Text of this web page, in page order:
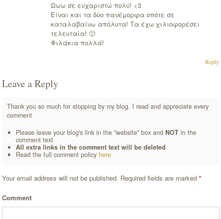
Ωωω σε ευχαριστώ πολύ! <3
Είναι και τα δύο πανέμορφα οπότε σε
καταλαβαίνω απόλυτα! Τα έχω χιλιοφορέσει
τελευταία! 🙂
Φιλάκια πολλά!
Reply
Leave a Reply
Thank you so much for stopping by my blog. I read and appreciate every
comment
Please leave your blog's link in the "website" box andNOT in the
comment text
All extra links in the comment text will be deleted
Read the full comment policyhere
Your email address will not be published. Required fields are marked*
Comment